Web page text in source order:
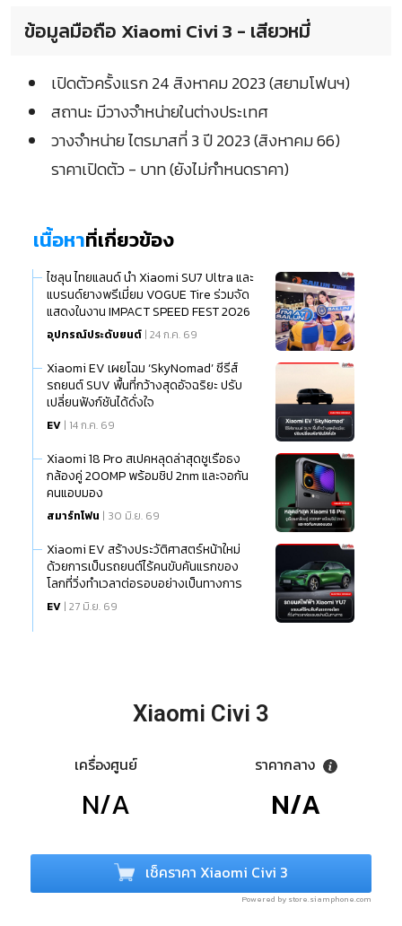
ข้อมูลมือถือ Xiaomi Civi 3 - เสียวหมี่
เปิดตัวครั้งแรก 24 สิงหาคม 2023 (สยามโฟนฯ)
สถานะ มีวางจำหน่ายในต่างประเทศ
วางจำหน่าย ไตรมาสที่ 3 ปี 2023 (สิงหาคม 66)
ราคาเปิดตัว - บาท (ยังไม่กำหนดราคา)
เนื้อหาที่เกี่ยวข้อง
ไซลุน ไทยแลนด์ นำ Xiaomi SU7 Ultra และ
แบรนด์ยางพรีเมี่ยม VOGUE Tire ร่วมจัด
แสดงในงาน IMPACT SPEED FEST 2026
อุปกรณ์ประดับยนต์ | 24 ก.ค. 69
Xiaomi EV เผยโฉม ‘SkyNomad’ ซีรีส์
รถยนต์ SUV พื้นที่กว้างสุดอัจฉริยะ ปรับ
เปลี่ยนฟังก์ชันได้ดั่งใจ
EV | 14 ก.ค. 69
Xiaomi 18 Pro สเปคหลุดล่าสุดชูเรือธง
กล้องคู่ 200MP พร้อมชิป 2nm และจอกัน
คนแอบมอง
สมาร์ทโฟน | 30 มิ.ย. 69
Xiaomi EV สร้างประวัติศาสตร์หน้าใหม่
ด้วยการเป็นรถยนต์ไร้คนขับคันแรกของ
โลกที่วิ่งทำเวลาต่อรอบอย่างเป็นทางการ
EV | 27 มิ.ย. 69
Xiaomi Civi 3
เครื่องศูนย์
N/A
ราคากลาง
N/A
เช็คราคา Xiaomi Civi 3
Powered by store.siamphone.com